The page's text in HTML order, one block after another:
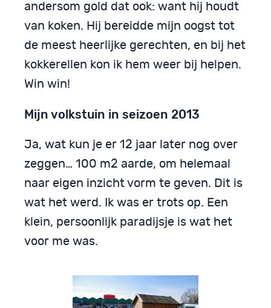
andersom gold dat ook: want hij houdt
van koken. Hij bereidde mijn oogst tot
de meest heerlijke gerechten, en bij het
kokkerellen kon ik hem weer bij helpen.
Win win!
Mijn volkstuin in seizoen 2013
Ja, wat kun je er 12 jaar later nog over
zeggen… 100 m2 aarde, om helemaal
naar eigen inzicht vorm te geven. Dit is
wat het werd. Ik was er trots op. Een
klein, persoonlijk paradijsje is wat het
voor me was.